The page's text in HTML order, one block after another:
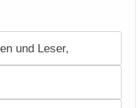
und Leser,